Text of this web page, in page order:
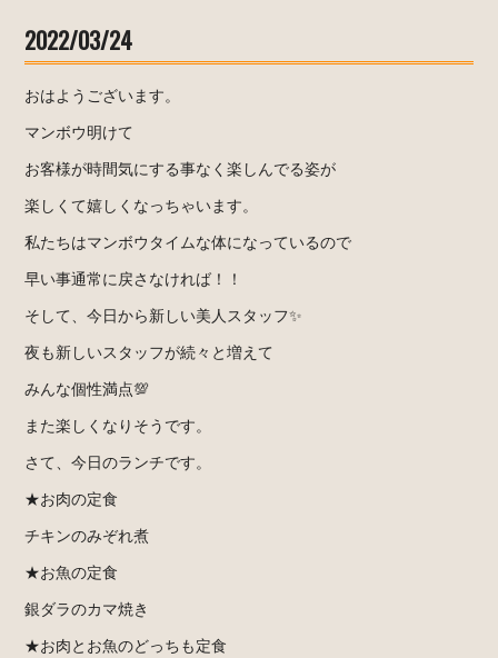
2022/03/24
おはようございます。
マンボウ明けて
お客様が時間気にする事なく楽しんでる姿が
楽しくて嬉しくなっちゃいます。
私たちはマンボウタイムな体になっているので
早い事通常に戻さなければ！！
そして、今日から新しい美人スタッフ✨
夜も新しいスタッフが続々と増えて
みんな個性満点💯
また楽しくなりそうです。
さて、今日のランチです。
★お肉の定食
チキンのみぞれ煮
★お魚の定食
銀ダラのカマ焼き
★お肉とお魚のどっちも定食